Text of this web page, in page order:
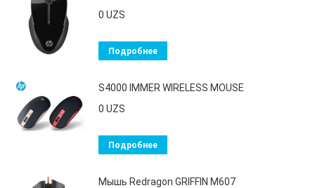
0 UZS
Подробнее
S4000 IMMER WIRELESS MOUSE
0 UZS
Подробнее
Мышь Redragon GRIFFIN M607